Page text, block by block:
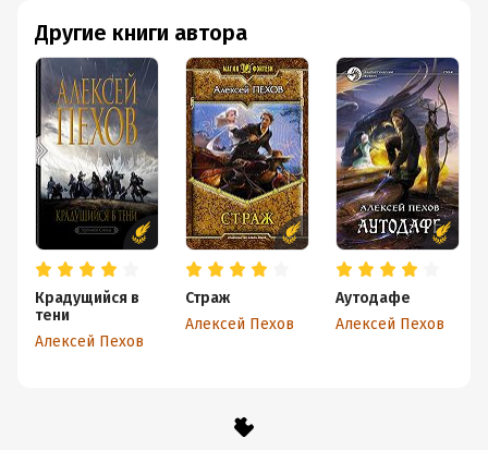
Другие книги автора
Крадущийся в
тени
Алексей Пехов
Страж
Алексей Пехов
Аутодафе
Алексей Пехов